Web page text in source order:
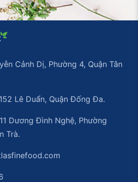
Cảnh Dị, Phường 4, Quận Tân
Lê Duẩn, Quận Đống Đa.
Dương Đình Nghệ, Phường
Trà.